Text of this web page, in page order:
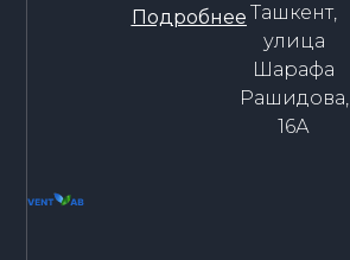
Подробнее Ташкент,
улица
Шарафа
Рашидова,
16А